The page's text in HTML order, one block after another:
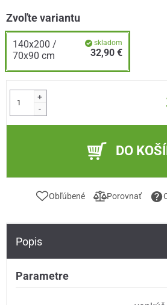
Zvoľte variantu
140x200 /
70x90 cm
skladom
32,90 €
+
-
DO
Obľúbené Porovnať
Popis
Parametre